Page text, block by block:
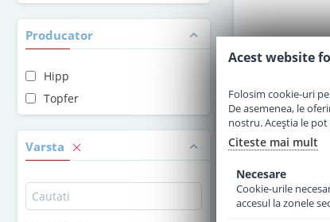
Producator
Hipp
Topfer
Varsta
51
Acest website
Folosim cookie-uri
De asemenea, le
nostru. Aceștia le
Citeste mai mult
Necesare
Cookie-urile
accesul la zonele